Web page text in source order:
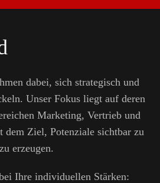
dabei, sich strategisch und
Unser Fokus liegt auf deren
Marketing, Vertrieb und
dem Ziel, Potenziale sichtbar zu
erzeugen.
Ihre individuellen Stärken: